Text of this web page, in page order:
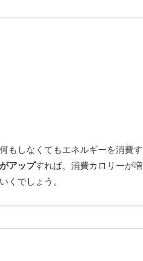
もしなくてもエネルギーを消費す
アップすれば、消費カロリーが増
くでしょう。